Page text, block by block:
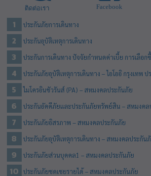
ติดต่อเรา Facebook
ประกันภัยการเดินทาง
ประกันอุบัติเหตุการเดินทาง
ประกันการเดินทาง ปัจจัยกำหนดค่าเบี้ย การเลือก
ประกันภัยอุบัติเหตุการเดินทาง – ไอโออิ กรุงเทพ ป
ไมโครอินชัวรันส์ (PA) – สหมงคลประกันภัย
ประกันอัคคีภัยและประกันภัยทรัพย์สิน – สหมงคล
ประกันภัยอิสรภาพ – สหมงคลประกันภัย
ประกันภัยอุบัติเหตุการเดินทาง – สหมงคลประกัน
ประกันภัยส่วนบุคคล1 – สหมงคลประกันภัย
ประกันภัยชดเชยรายได้ – สหมงคลประกันภัย